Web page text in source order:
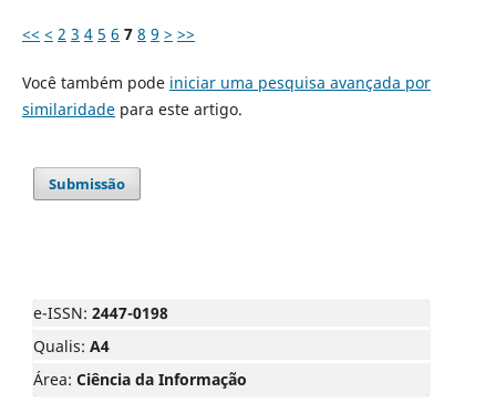
<< < 2 3 4 5 6 7 8 9 > >>
Você também pode iniciar uma pesquisa avançada por
similaridadepara este artigo.
Submissão
e-ISSN: 2447-0198
Qualis: A4
Área: Ciência da Informação